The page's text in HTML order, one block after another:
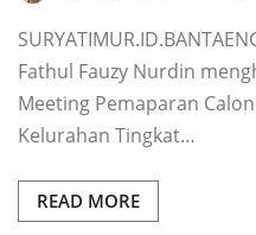
Fathul Fauzy Nurdin
Meeting Pemaparan
Kelurahan Tingkat…
READ MORE